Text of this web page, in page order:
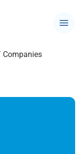
Companies